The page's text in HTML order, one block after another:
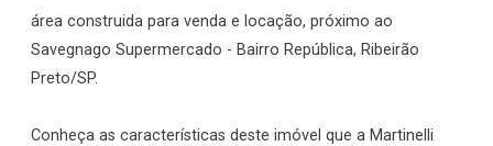
área construida para venda e locação, próximo ao
Savegnago Supermercado - Bairro República, Ribeirão
Preto/SP.
Conheça as características deste imóvel que a Martinelli